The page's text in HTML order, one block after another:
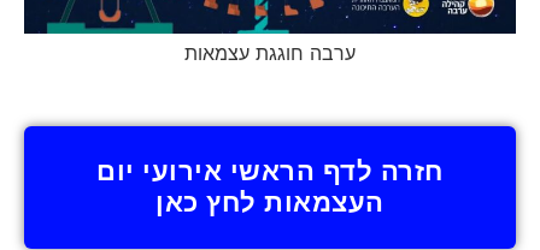
ערבה חוגגת עצמאות
חזרה לדף הראשי אירועי יום
העצמאות לחץ כאן